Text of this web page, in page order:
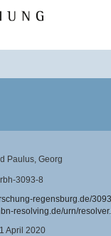
Paulus, Georg
3093-8
regensburg.de/3093
resolving.de/urn/
1 April 2020